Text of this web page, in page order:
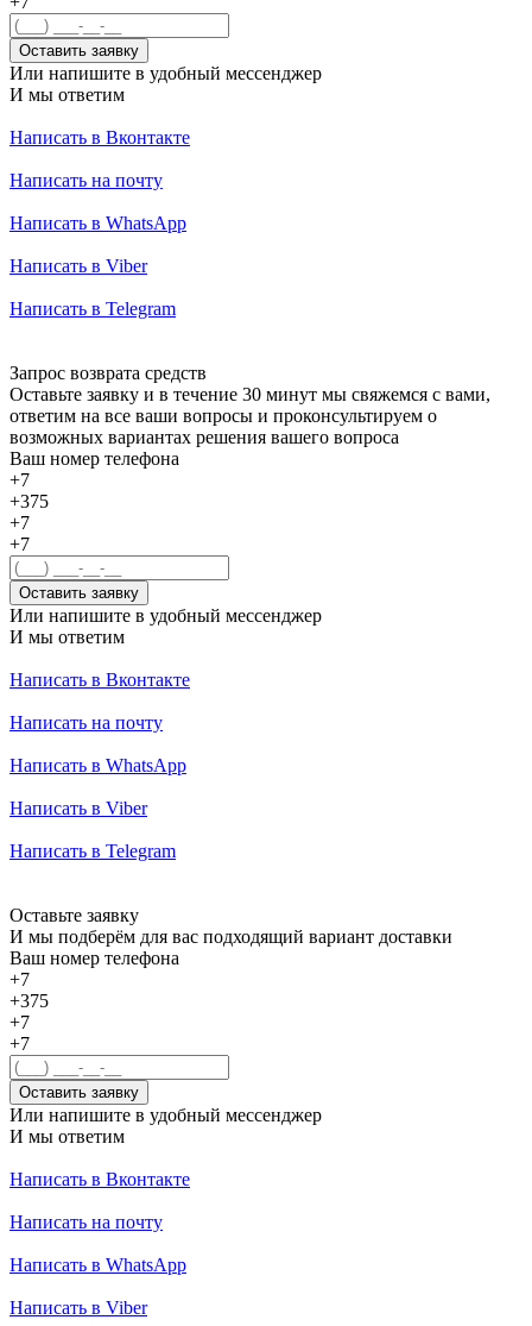
Оставить заявку
Или напишите в удобный мессенджер
И мы ответим
Написать в Вконтакте
Написать на почту
Написать в WhatsApp
Написать в Viber
Написать в Telegram
Запрос возврата средств
Оставьте заявку и в течение 30 минут мы свяжемся с вами,
ответим на все ваши вопросы и проконсультируем о
возможных вариантах решения вашего вопроса
Ваш номер телефона
+7
+375
+7
+7
Оставить заявку
Или напишите в удобный мессенджер
И мы ответим
Написать в Вконтакте
Написать на почту
Написать в WhatsApp
Написать в Viber
Написать в Telegram
Оставьте заявку
И мы подберём для вас подходящий вариант доставки
Ваш номер телефона
+7
+375
+7
+7
Оставить заявку
Или напишите в удобный мессенджер
И мы ответим
Написать в Вконтакте
Написать на почту
Написать в WhatsApp
Написать в Viber